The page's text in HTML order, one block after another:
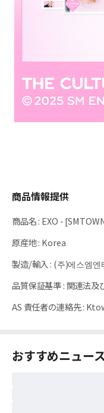
商品情報提供
商品名: EXO -
原産地: Korea
製造/輸入 : (주)에스엠
品質保証基準: 関連法及
AS 責任者の連絡先:
おすすめニュー